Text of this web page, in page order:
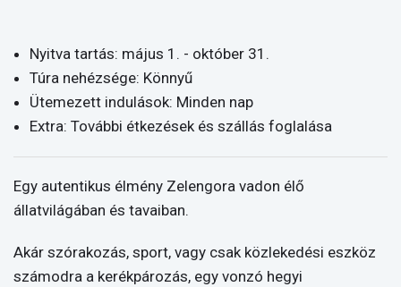
Nyitva tartás: május 1. - október 31.
Túra nehézsége: Könnyű
Ütemezett indulások: Minden nap
Extra: További étkezések és szállás foglalása
Egy autentikus élmény Zelengora vadon élő
állatvilágában és tavaiban.
Akár szórakozás, sport, vagy csak közlekedési eszköz
számodra a kerékpározás, egy vonzó hegyi